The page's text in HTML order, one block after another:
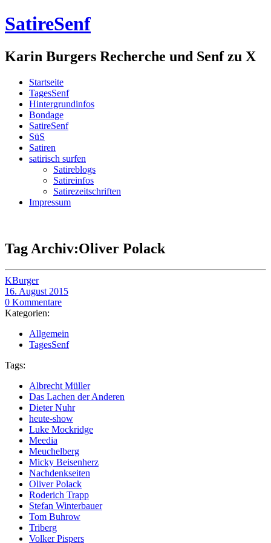
SatireSenf
Karin Burgers Recherche und Senf zu X
Startseite
TagesSenf
Hintergrundinfos
Bondage
SatireSenf
SüS
Satiren
satirisch surfen
Satireblogs
Satireinfos
Satirezeitschriften
Impressum
Tag Archiv:Oliver Polack
KBurger
16. August 2015
0 Kommentare
Kategorien:
Allgemein
TagesSenf
Tags:
Albrecht Müller
Das Lachen der Anderen
Dieter Nuhr
heute-show
Luke Mockridge
Meedia
Meuchelberg
Micky Beisenherz
Nachdenkseiten
Oliver Polack
Roderich Trapp
Stefan Winterbauer
Tom Buhrow
Triberg
Volker Pispers